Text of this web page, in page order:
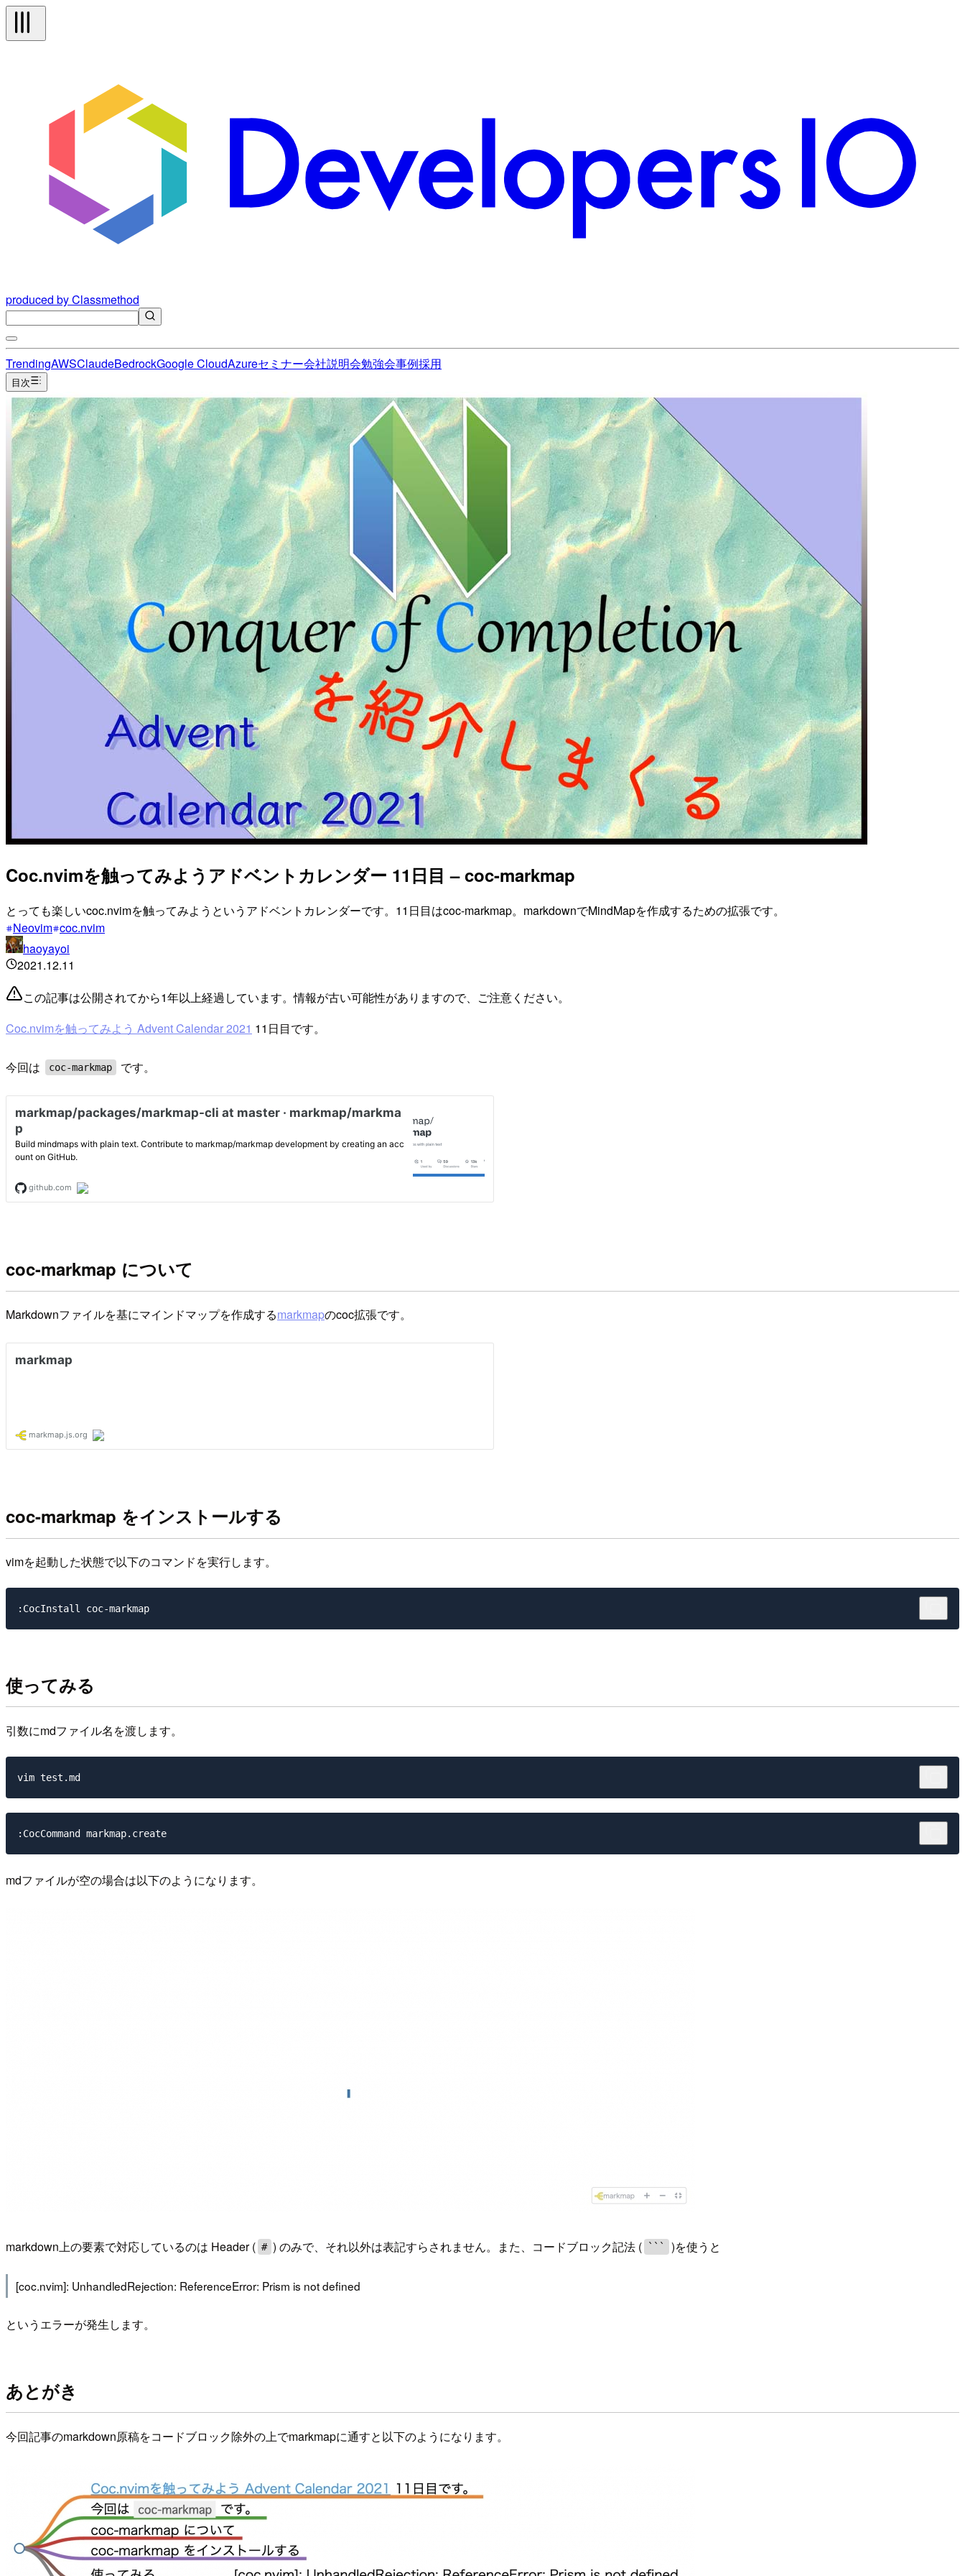
produced by Classmethod
TrendingAWSClaudeBedrockGoogle CloudAzureセミナー会社説明会勉強会事例採用
目次
Coc.nvimを触ってみようアドベントカレンダー 11日目 – coc-markmap
とっても楽しいcoc.nvimを触ってみようというアドベントカレンダーです。11日目はcoc-markmap。markdownでMindMapを作成するための拡張です。
Neovim coc.nvim
haoyayoi
2021.12.11
この記事は公開されてから1年以上経過しています。情報が古い可能性がありますので、ご注意ください。
Coc.nvimを触ってみよう Advent Calendar 2021 11日目です。
今回は coc-markmap です。
coc-markmap について
Markdownファイルを基にマインドマップを作成するmarkmapのcoc拡張です。
coc-markmap をインストールする
vimを起動した状態で以下のコマンドを実行します。
使ってみる
引数にmdファイル名を渡します。
mdファイルが空の場合は以下のようになります。
markdown上の要素で対応しているのは Header ( # ) のみで、それ以外は表記すらされません。また、コードブロック記法 ( ``` )を使うと
[coc.nvim]: UnhandledRejection: ReferenceError: Prism is not defined
というエラーが発生します。
あとがき
今回記事のmarkdown原稿をコードブロック除外の上でmarkmapに通すと以下のようになります。